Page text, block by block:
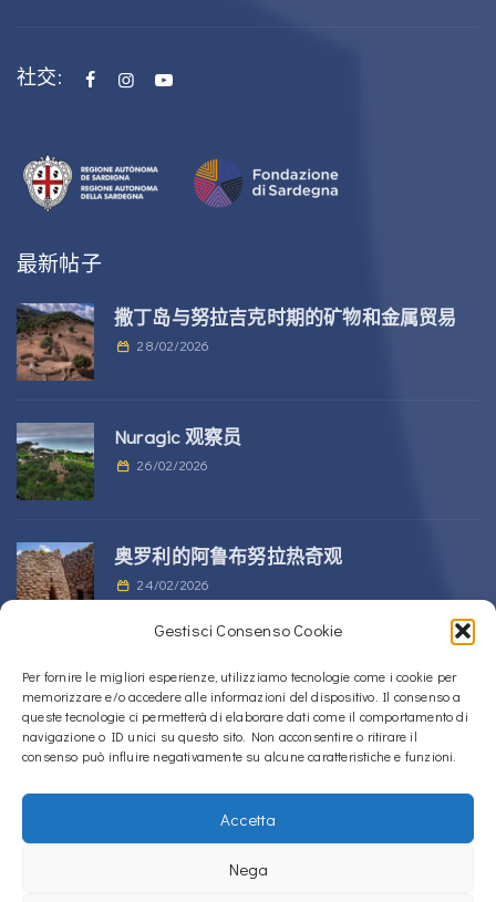
Gestisci Consenso Cookie
Per fornire le migliori esperienze, utilizziamo tecnologie come i cookie per
memorizzare e/o accedere alle informazioni del dispositivo. Il consenso a
queste tecnologie ci permetterà di elaborare dati come il comportamento di
navigazione o ID unici su questo sito. Non acconsentire o ritirare il
consenso può influire negativamente su alcune caratteristiche e funzioni.
Accetta
Nega
社交:
最新帖子
撒丁岛与努拉吉克时期的矿物和金属贸易
28/02/2026
Nuragic 观察员
26/02/2026
奥罗利的阿鲁布努拉热奇观
24/02/2026
位于 Alà dei Sardi 的 Sos Nurattolos
Nuragic 建筑群
23/02/2026
Copyright © 2020 – 2026La Sardegna verso l'Unesco